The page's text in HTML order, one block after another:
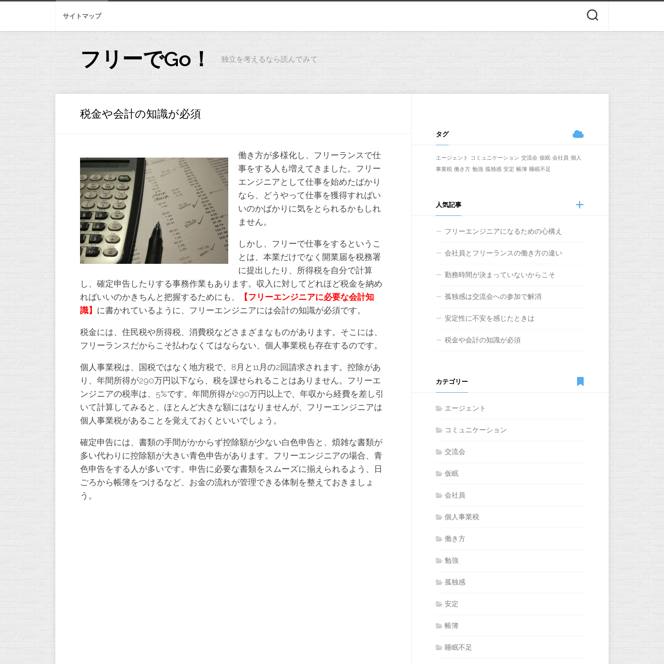
サイトマップ
フリーでGo！ 独立を考えるなら読んでみて
税金や会計の知識が必須
働き方が多様化し、フリーランスで仕
事をする人も増えてきました。フリー
エンジニアとして仕事を始めたばかり
なら、どうやって仕事を獲得すればい
いのかばかりに気をとられるかもしれ
ません。
しかし、フリーで仕事をするというこ
とは、本業だけでなく開業届を税務署
に提出したり、所得税を自分で計算
し、確定申告したりする事務作業もあります。収入に対してどれほど税金を納め
ればいいのかきちんと把握するためにも、
【フリーエンジニアに必要な会計知
識】 に書かれているように、フリーエンジニアには会計の知識が必須です。
税金には、住民税や所得税、消費税などさまざまなものがあります。そこには、
フリーランスだからこそ払わなくてはならない、個人事業税も存在するのです。
個人事業税は、国税ではなく地方税で、8月と11月の2回請求されます。控除があ
り、年間所得が290万円以下なら、税を課せられることはありません。フリーエ
ンジニアの税率は、5%です。年間所得が290万円以上で、年収から経費を差し引
いて計算してみると、ほとんど大きな額にはなりませんが、フリーエンジニアは
個人事業税があることを覚えておくといいでしょう。
確定申告には、書類の手間がかからず控除額が少ない白色申告と、煩雑な書類が
多い代わりに控除額が大きい青色申告があります。フリーエンジニアの場合、青
色申告をする人が多いです。申告に必要な書類をスムーズに揃えられるよう、日
ごろから帳簿をつけるなど、お金の流れが管理できる体制を整えておきましょ
う。
タグ
エージェント コミュニケーション 交流会 仮眠 会社員 個人
事業税 働き方 勉強 孤独感 安定 帳簿 睡眠不足
人気記事
フリーエンジニアになるための心構え
会社員とフリーランスの働き方の違い
勤務時間が決まっていないからこそ
孤独感は交流会への参加で解消
安定性に不安を感じたときは
税金や会計の知識が必須
カテゴリー
エージェント
コミュニケーション
交流会
仮眠
会社員
個人事業税
働き方
勉強
孤独感
安定
帳簿
睡眠不足